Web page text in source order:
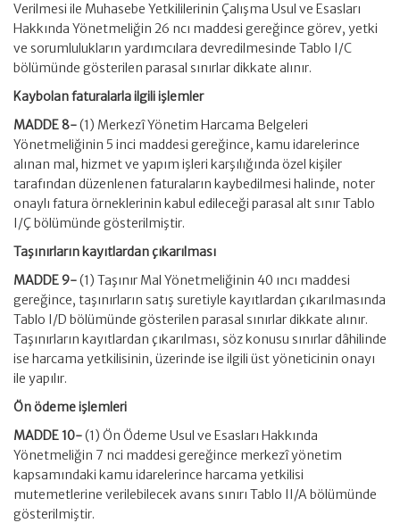
Verilmesi ile Muhasebe Yetkililerinin Çalışma Usul ve Esasları
Hakkında Yönetmeliğin 26 ncı maddesi gereğince görev, yetki
ve sorumlulukların yardımcılara devredilmesinde Tablo I/C
bölümünde gösterilen parasal sınırlar dikkate alınır.
Kaybolan faturalarla ilgili işlemler
MADDE 8-(1) Merkezî Yönetim Harcama Belgeleri
Yönetmeliğinin 5 inci maddesi gereğince, kamu idarelerince
alınan mal, hizmet ve yapım işleri karşılığında özel kişiler
tarafından düzenlenen faturaların kaybedilmesi halinde, noter
onaylı fatura örneklerinin kabul edileceği parasal alt sınır Tablo
I/Ç bölümünde gösterilmiştir.
Taşınırların kayıtlardan çıkarılması
MADDE 9-(1) Taşınır Mal Yönetmeliğinin 40 ıncı maddesi
gereğince, taşınırların satış suretiyle kayıtlardan çıkarılmasında
Tablo I/D bölümünde gösterilen parasal sınırlar dikkate alınır.
Taşınırların kayıtlardan çıkarılması, söz konusu sınırlar dâhilinde
ise harcama yetkilisinin, üzerinde ise ilgili üst yöneticinin onayı
ile yapılır.
Ön ödeme işlemleri
MADDE 10-(1) Ön Ödeme Usul ve Esasları Hakkında
Yönetmeliğin 7 nci maddesi gereğince merkezî yönetim
kapsamındaki kamu idarelerince harcama yetkilisi
mutemetlerine verilebilecek avans sınırı Tablo II/A bölümünde
gösterilmiştir.